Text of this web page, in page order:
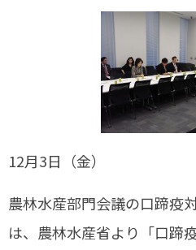
12月3日（金）
農林水産部門会議の口蹄疫
は、農林水産省より「口